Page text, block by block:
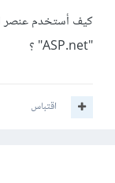
"ASP.net" ؟
اقتباس